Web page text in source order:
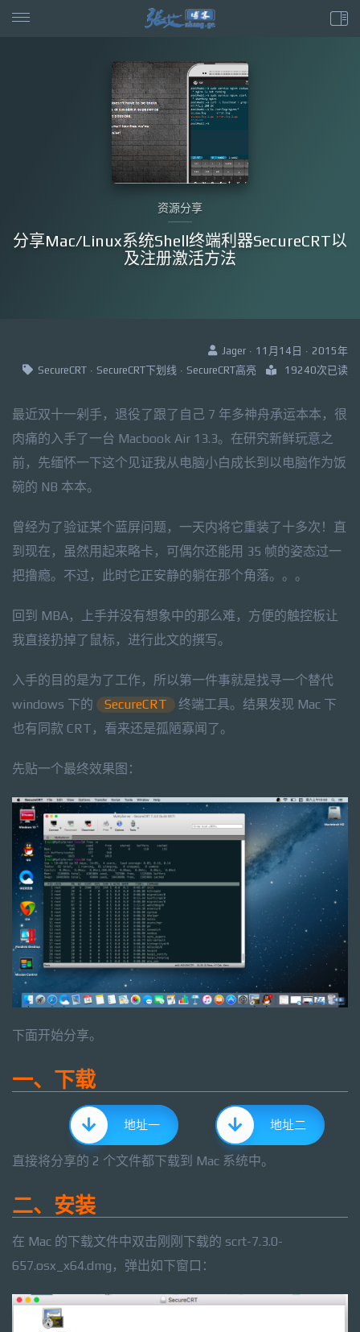
资源分享
分享Mac/Linux系统Shell终端利器SecureCRT以
及注册激活方法
Jager · 11月14日 · 2015年
SecureCRT · SecureCRT下划线 · SecureCRT高亮 19240次已读
最近双十一剁手，退役了跟了自己 7 年多神舟承运本本，很
肉痛的入手了一台 Macbook Air 13.3。在研究新鲜玩意之
前，先缅怀一下这个见证我从电脑小白成长到以电脑作为饭
碗的 NB 本本。
曾经为了验证某个蓝屏问题，一天内将它重装了十多次！直
到现在，虽然用起来略卡，可偶尔还能用 35 帧的姿态过一
把撸瘾。不过，此时它正安静的躺在那个角落。。。
回到 MBA，上手并没有想象中的那么难，方便的触控板让
我直接扔掉了鼠标，进行此文的撰写。
入手的目的是为了工作，所以第一件事就是找寻一个替代
windows 下的
SecureCRT
终端工具。结果发现 Mac 下
也有同款 CRT，看来还是孤陋寡闻了。
先贴一个最终效果图：
下面开始分享。
一、下载
地址一 地址二
直接将分享的 2 个文件都下载到 Mac 系统中。
二、安装
在 Mac 的下载文件中双击刚刚下载的 scrt-7.3.0-
657.osx_x64.dmg，弹出如下窗口：